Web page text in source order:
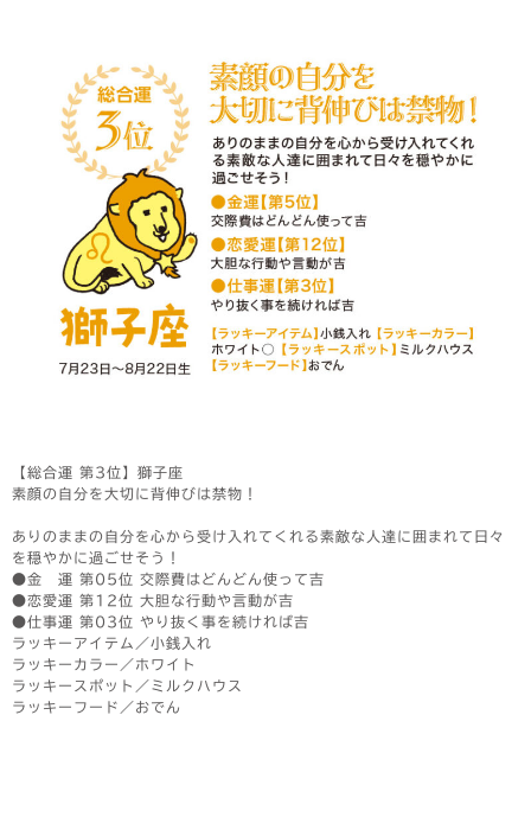
【総合運 第3位】獅子座
素顔の自分を大切に背伸びは禁物！
ありのままの自分を心から受け入れてくれる素敵な人達に囲まれて日々
を穏やかに過ごせそう！
●金 運 第05位 交際費はどんどん使って吉
●恋愛運 第12位 大胆な行動や言動が吉
●仕事運 第03位 やり抜く事を続ければ吉
ラッキーアイテム／小銭入れ
ラッキーカラー／ホワイト
ラッキースポット／ミルクハウス
ラッキーフード／おでん